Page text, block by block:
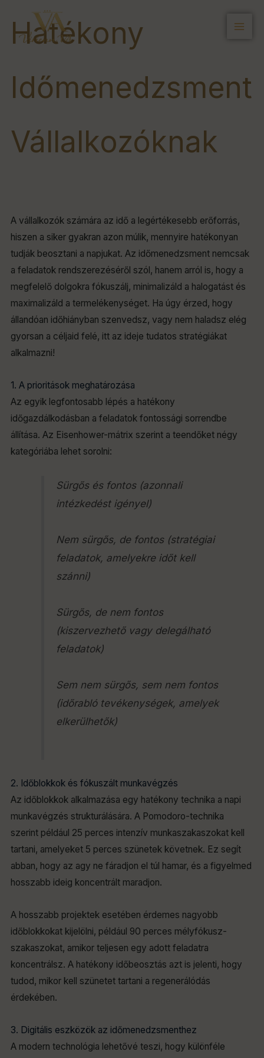
content
Hatékony
Időmenedzsment
Vállalkozóknak
A vállalkozók számára az idő a legértékesebb erőforrás,
hiszen a siker gyakran azon múlik, mennyire hatékonyan
tudják beosztani a napjukat. Az időmenedzsment nemcsak
a feladatok rendszerezéséről szól, hanem arról is, hogy a
megfelelő dolgokra fókuszálj, minimalizáld a halogatást és
maximalizáld a termelékenységet. Ha úgy érzed, hogy
állandóan időhiányban szenvedsz, vagy nem haladsz elég
gyorsan a céljaid felé, itt az ideje tudatos stratégiákat
alkalmazni!
1. A prioritások meghatározása
Az egyik legfontosabb lépés a hatékony
időgazdálkodásban a feladatok fontossági sorrendbe
állítása. Az Eisenhower-mátrix szerint a teendőket négy
kategóriába lehet sorolni:
Sürgős és fontos (azonnali
intézkedést igényel)
Nem sürgős, de fontos (stratégiai
feladatok, amelyekre időt kell
szánni)
Sürgős, de nem fontos
(kiszervezhető vagy delegálható
feladatok)
Sem nem sürgős, sem nem fontos
(időrabló tevékenységek, amelyek
elkerülhetők)
2. Időblokkok és fókuszált munkavégzés
Az időblokkok alkalmazása egy hatékony technika a napi
munkavégzés strukturálására. A Pomodoro-technika
szerint például 25 perces intenzív munkaszakaszokat kell
tartani, amelyeket 5 perces szünetek követnek. Ez segít
abban, hogy az agy ne fáradjon el túl hamar, és a figyelmed
hosszabb ideig koncentrált maradjon.
A hosszabb projektek esetében érdemes nagyobb
időblokkokat kijelölni, például 90 perces mélyfókusz-
szakaszokat, amikor teljesen egy adott feladatra
koncentrálsz. A hatékony időbeosztás azt is jelenti, hogy
tudod, mikor kell szünetet tartani a regenerálódás
érdekében.
3. Digitális eszközök az időmenedzsmenthez
A modern technológia lehetővé teszi, hogy különféle